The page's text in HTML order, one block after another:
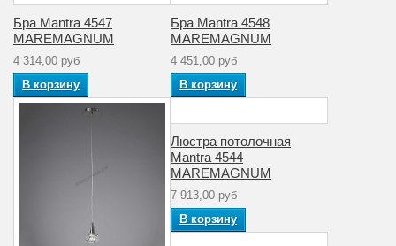
(месяцы)
Тип ламп Галогеновые
Металл
Бра Mantra 4547
MAREMAGNUM
4 314,00 руб
В корзину
Бра Mantra 4548
MAREMAGNUM
4 451,00 руб
В корзину
Люстра потолочная
Mantra 4544
MAREMAGNUM
7 913,00 руб
В корзину